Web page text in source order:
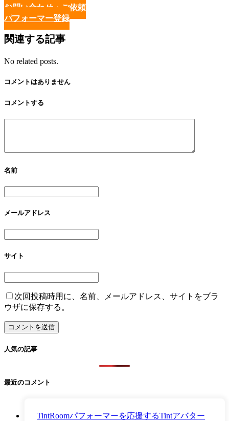
お問い合わせ・ご依頼
パフォーマー登録
関連する記事
No related posts.
コメントはありません
コメントする
名前
メールアドレス
サイト
次回投稿時用に、名前、メールアドレス、サイトをブラ
ウザに保存する。
人気の記事
最近のコメント
TintRoomパフォーマーを応援するTintアバター